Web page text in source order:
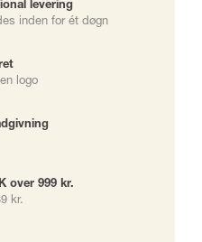
levering
inden for ét døgn
logo
over 999 kr.
kr.